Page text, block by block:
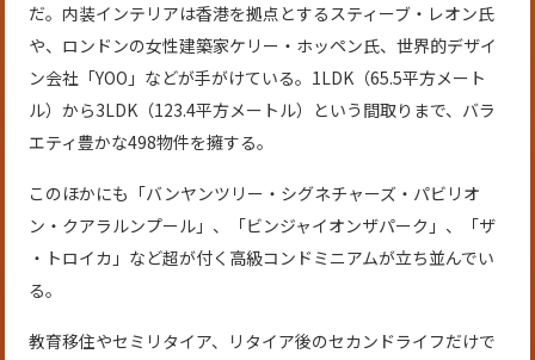
だ。内装インテリアは香港を拠点とするスティーブ・レオン氏
や、ロンドンの女性建築家ケリー・ホッペン氏、世界的デザイ
ン会社「YOO」などが手がけている。1LDK（65.5平方メート
ル）から3LDK（123.4平方メートル）という間取りまで、バラ
エティ豊かな498物件を擁する。
このほかにも「バンヤンツリー・シグネチャーズ・パビリオ
ン・クアラルンプール」、「ビンジャイオンザパーク」、「ザ
・トロイカ」など超が付く高級コンドミニアムが立ち並んでい
る。
教育移住やセミリタイア、リタイア後のセカンドライフだけで